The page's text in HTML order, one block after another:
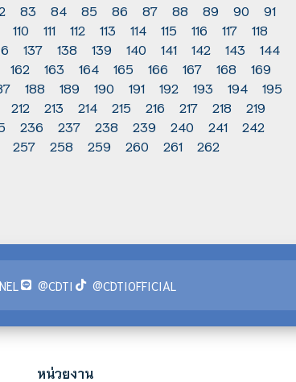
83 84 85 86 87 88 89 90
91
110 111 112 113 114 115 116 117
118
137 138 139 140 141 142 143
144
162 163 164 165 166 167 168
169
188 189 190 191 192 193 194
195
212 213 214 215 216 217 218
219
236 237 238 239 240 241
242
257 258 259 260 261 262
@CDTI @CDTIOFFICIAL
หน่วยงาน